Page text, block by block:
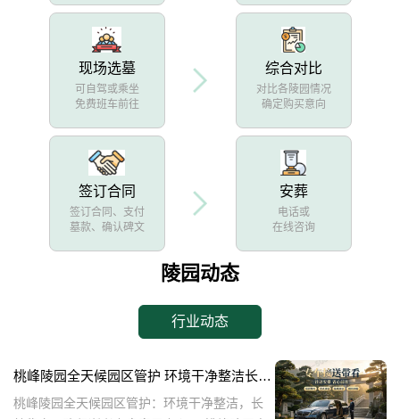
现场选墓
可自驾或乘坐
免费班车前往
综合对比
对比各陵园情况
确定购买意向
签订合同
签订合同、支付
墓款、确认碑文
安葬
电话或
在线咨询
陵园动态
行业动态
桃峰陵园全天候园区管护 环境干净整洁长效稳定，确保逝者安息家属安心
桃峰陵园全天候园区管护：环境干净整洁，长